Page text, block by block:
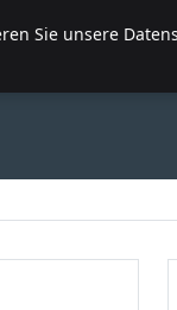
Sie unsere